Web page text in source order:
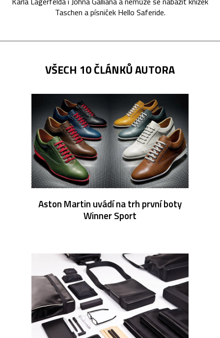
Taschen a písniček Hello Saferide.
VŠECH 10 ČLÁNKŮ AUTORA
Aston Martin uvádí na trh první boty
Winner Sport